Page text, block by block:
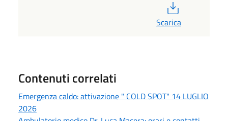
Scarica
Contenuti correlati
Emergenza caldo: attivazione " COLD SPOT" 14 LUGLIO
2026